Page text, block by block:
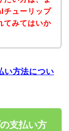
チューリップ
てみてはいか
い方法につい
支払い方